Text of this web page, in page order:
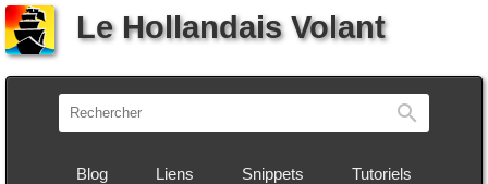
Le Hollandais Volant
Blog Liens Snippets Tutoriels